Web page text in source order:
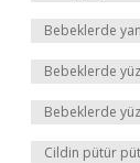
Bebeklerde
Bebeklerde
Bebeklerde
Cildin pütür